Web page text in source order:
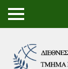
TO
GGL
NU